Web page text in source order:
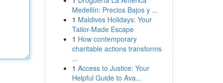
Medellín: Precios Bajos y ...
1 Maldives Holidays: Your
Tailor-Made Escape
1 How contemporary
charitable actions transforms
...
1 Access to Justice: Your
Helpful Guide to Ava...